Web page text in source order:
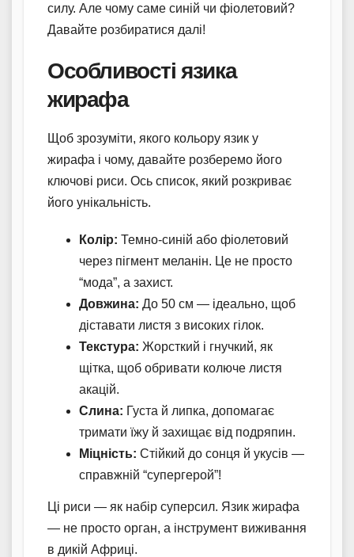
силу. Але чому саме синій чи фіолетовий?
Давайте розбиратися далі!
Особливості язика
жирафа
Щоб зрозуміти, якого кольору язик у
жирафа і чому, давайте розберемо його
ключові риси. Ось список, який розкриває
його унікальність.
Колір: Темно-синій або фіолетовий
через пігмент меланін. Це не просто
“мода”, а захист.
Довжина: До 50 см — ідеально, щоб
діставати листя з високих гілок.
Текстура: Жорсткий і гнучкий, як
щітка, щоб обривати колюче листя
акацій.
Слина: Густа й липка, допомагає
тримати їжу й захищає від подряпин.
Міцність: Стійкий до сонця й укусів —
справжній “супергерой”!
Ці риси — як набір суперсил. Язик жирафа
— не просто орган, а інструмент виживання
в дикій Африці.